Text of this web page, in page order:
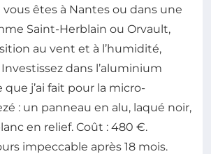
vous êtes à Nantes ou dans une
Saint-Herblain ou Orvault,
au vent et à l’humidité,
dans l’aluminium
que j’ai fait pour la micro-
: un panneau en alu, laqué noir,
en relief. Coût : 480 €.
impeccable après 18 mois.